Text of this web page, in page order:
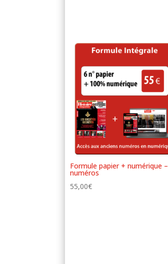
Formule papier + numérique
numéros
55,00€